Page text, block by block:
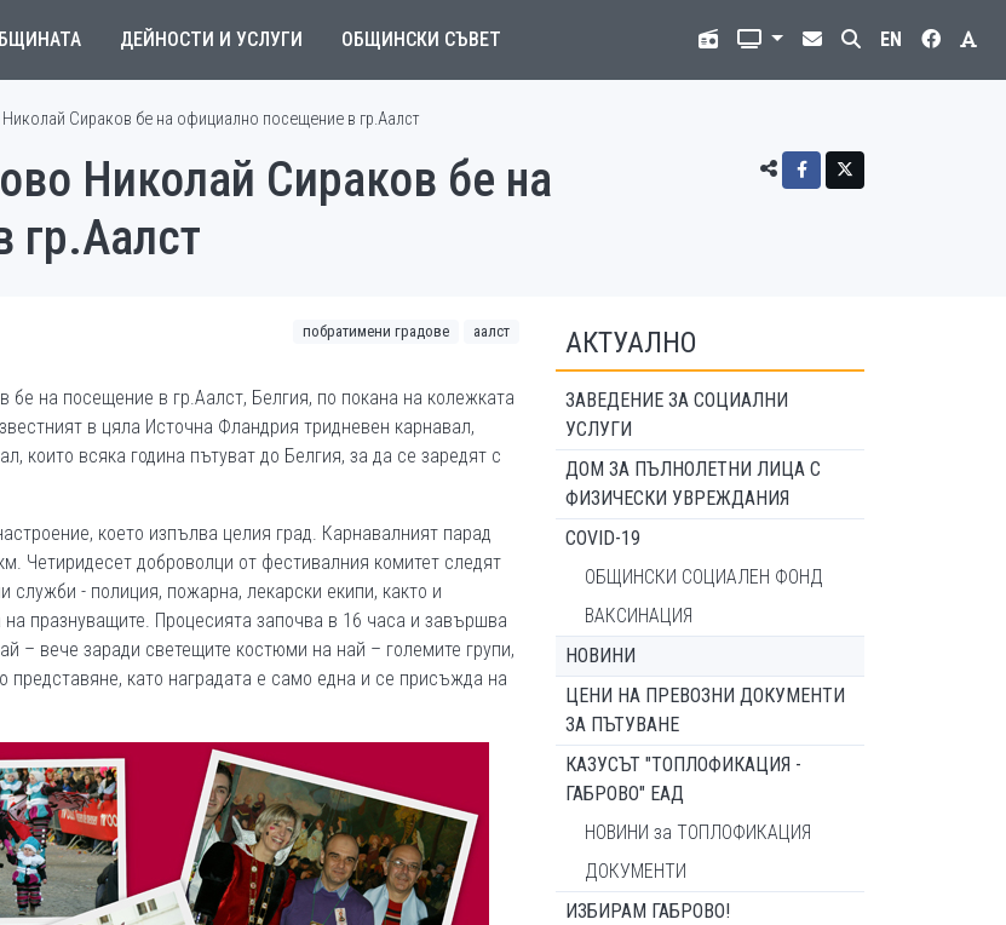
ДЕЙНОСТИ И УСЛУГИ ОБЩИНСКИ СЪВЕТ EN
Сираков бе на официално посещение в гр.Аалст
Николай Сираков бе на
гр.Аалст
побратимени градове аалст
на посещение в гр.Аалст, Белгия, по покана на колежката
в цяла Источна Фландрия тридневен карнавал,
които всяка година пътуват до Белгия, за да се заредят с
което изпълва целия град. Карнавалният парад
Четиридесет доброволци от фестивалния комитет следят
- полиция, пожарна, лекарски екипи, както и
празнуващите. Процесията започва в 16 часа и завършва
– вече заради светещите костюми на най – големите групи,
като наградата е само една и се присъжда на
АКТУАЛНО
ЗАВЕДЕНИЕ ЗА СОЦИАЛНИ
УСЛУГИ
ДОМ ЗА ПЪЛНОЛЕТНИ ЛИЦА С
ФИЗИЧЕСКИ УВРЕЖДАНИЯ
COVID-19
ОБЩИНСКИ СОЦИАЛЕН ФОНД
ВАКСИНАЦИЯ
НОВИНИ
ЦЕНИ НА ПРЕВОЗНИ ДОКУМЕНТИ
ЗА ПЪТУВАНЕ
КАЗУСЪТ "ТОПЛОФИКАЦИЯ -
ГАБРОВО" ЕАД
НОВИНИ за ТОПЛОФИКАЦИЯ
ДОКУМЕНТИ
ИЗБИРАМ ГАБРОВО!